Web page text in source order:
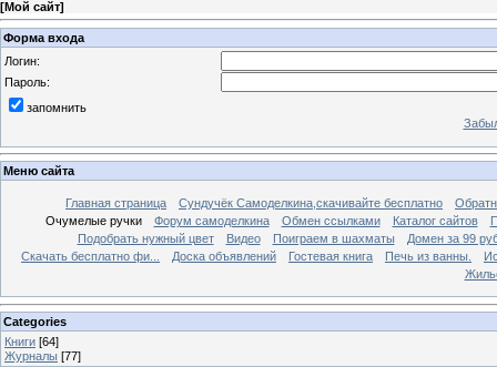
[Мой сайт]
Форма входа
Логин:
Пароль:
запомнить
Меню сайта
Главная страница Сундучёк Самоделкина,скачивайте бесплатно
Очумелые ручки
Форум самоделкина Обмен ссылками Каталог сайтов
Подобрать нужный цвет
Видео Поиграем в шахматы
Домен за 99
Скачать бесплатно фи...
Доска объявлений Гостевая книга Печь из ванны.
Categories
Книги [64]
Журналы [77]